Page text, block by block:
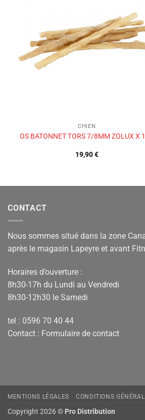
CHIEN
OS BATONNET TORS 7/8MM ZOLUX X
19,90€
CONTACT
Nous sommes situé dans la zone
après le magasin Lapeyre et avant
Horaires d’ouverture :
8h30-17h du Lundi au Vendredi
8h30-12h30 le Samedi
tel : 0596 70 40 44
Contact : Formulaire de contact
MENTIONS LÉGALES CONDITIONS
Copyright 2026 © Pro Distribution